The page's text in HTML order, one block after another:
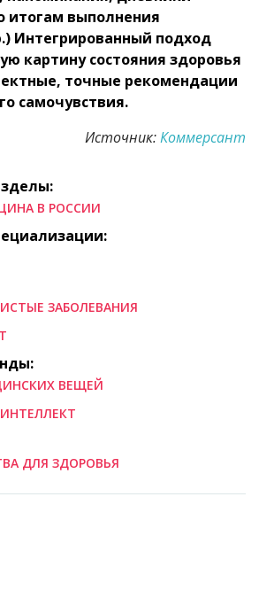
итогам выполнения
Интегрированный подход
картину состояния здоровья
точные рекомендации
самочувствия.
Источник:Коммерсант
В РОССИИ
ЗАБОЛЕВАНИЯ
ВЕЩЕЙ
ДЛЯ ЗДОРОВЬЯ